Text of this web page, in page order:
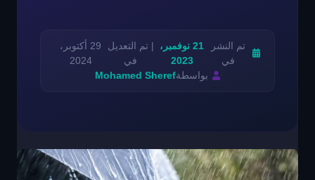
تم النشر
في
21 نوفمبر،
2023
| تم التعديل
في
29 أكتوبر،
2024
بواسطةMohamed Sheref